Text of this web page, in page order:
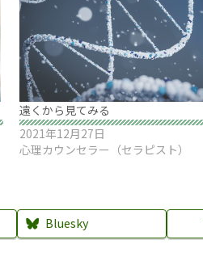
遠くから見てみる
2021年12月27日
心理カウンセラー（セラピスト）
Bluesky